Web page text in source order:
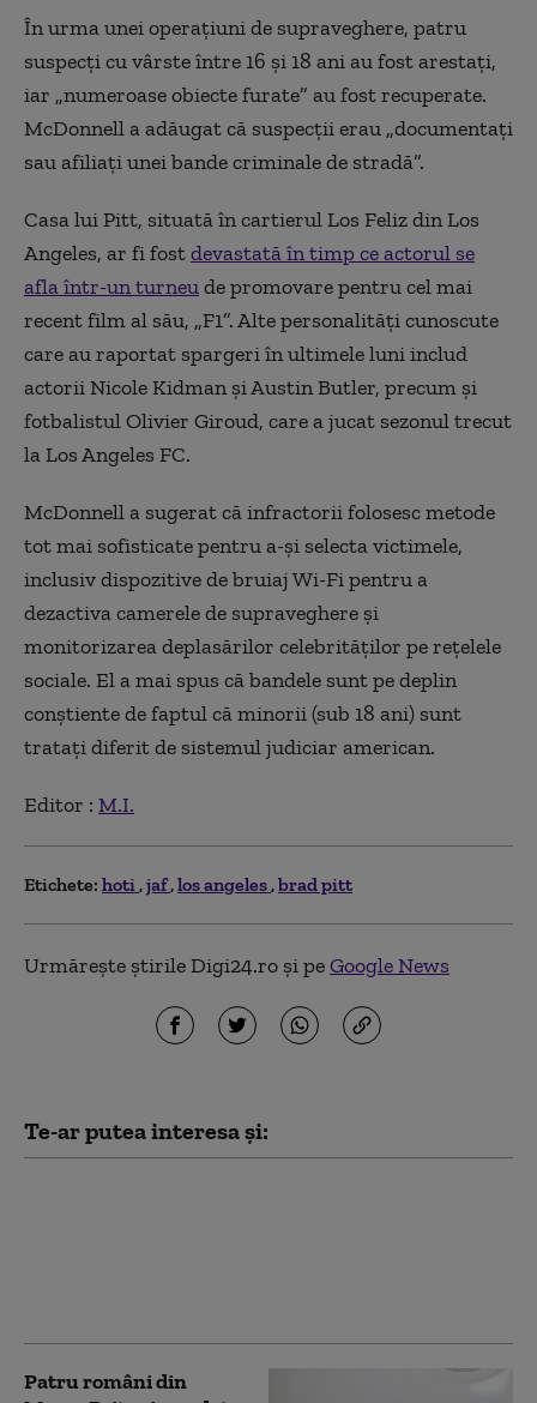
În urma unei operațiuni de supraveghere, patru
suspecți cu vârste între 16 și 18 ani au fost arestați,
iar „numeroase obiecte furate” au fost recuperate.
McDonnell a adăugat că suspecții erau „documentați
sau afiliați unei bande criminale de stradă”.
Casa lui Pitt, situată în cartierul Los Feliz din Los
Angeles, ar fi fostdevastată în timp ce actorul se
afla într-un turneude promovare pentru cel mai
recent film al său, „F1”. Alte personalități cunoscute
care au raportat spargeri în ultimele luni includ
actorii Nicole Kidman și Austin Butler, precum și
fotbalistul Olivier Giroud, care a jucat sezonul trecut
la Los Angeles FC.
McDonnell a sugerat că infractorii folosesc metode
tot mai sofisticate pentru a-și selecta victimele,
inclusiv dispozitive de bruiaj Wi-Fi pentru a
dezactiva camerele de supraveghere și
monitorizarea deplasărilor celebrităților pe rețelele
sociale. El a mai spus că bandele sunt pe deplin
conștiente de faptul că minorii (sub 18 ani) sunt
tratați diferit de sistemul judiciar american.
Editor : M.I.
Etichete: hoti jaf los angeles brad pitt
Urmărește știrile Digi24.ro și peGoogle News
Te-ar putea interesa și:
Patru români din